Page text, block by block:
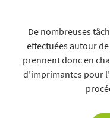
De nombreuses
effectuées autour
prennent donc en
d’imprimantes pour